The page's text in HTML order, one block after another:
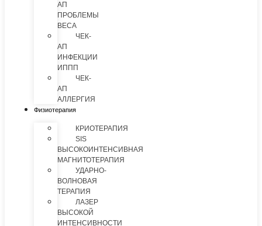
АП
ПРОБЛЕМЫ
ВЕСА
ЧЕК-
АП
ИНФЕКЦИИ
ИППП
ЧЕК-
АП
АЛЛЕРГИЯ
Физиотерапия
КРИОТЕРАПИЯ
SIS
ВЫСОКОИНТЕНСИВНАЯ
МАГНИТОТЕРАПИЯ
УДАРНО-
ВОЛНОВАЯ
ТЕРАПИЯ
ЛАЗЕР
ВЫСОКОЙ
ИНТЕНСИВНОСТИ